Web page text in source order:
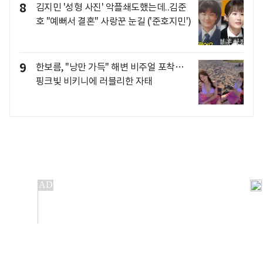
8
김지민 '성형 사진' 악플쇄도했는데..김준
호 "예뻐서 결혼" 사랑꾼 눈길 ('준호지민')
9
한보름, "낭만 가득" 해변 비주얼 포착…
핑크빛 비키니에 러블리한 자태